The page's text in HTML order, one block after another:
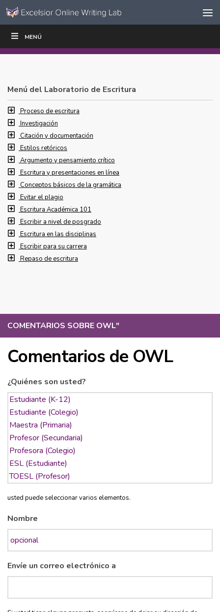
Ir al contenido
navegación
MENÚ
COMENTARIOS SOBRE OWL"
Comentarios de OWL
¿Quiénes son usted?
usted puede seleccionar varios elementos.
Nombre
Envíe un correo electrónico a
ESCRIBIR
Menú del Laboratorio de Escritura
Proceso de escritura
Investigación
Citación y documentación
Estilos retóricos
Argumento y pensamiento crítico
Escritura y presentaciones en línea
Conceptos básicos de la gramática
Evitar el plagio
Escritura Académica 101
Escribir a nivel de posgrado
Escritura en las disciplinas
Escribir para su carrera
Repaso de escritura